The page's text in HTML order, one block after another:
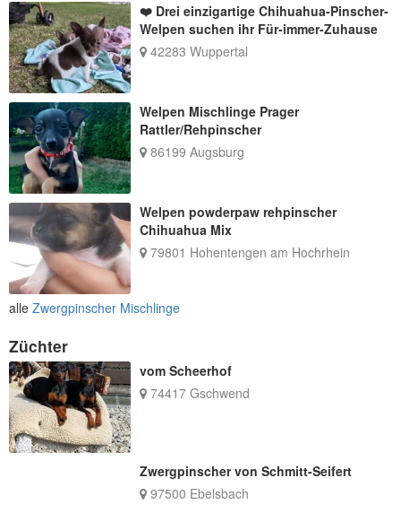
❤️ Drei einzigartige Chihuahua-Pinscher-
Welpen suchen ihr Für-immer-Zuhause
42283 Wuppertal
Welpen Mischlinge Prager
Rattler/Rehpinscher
86199 Augsburg
Welpen powderpaw rehpinscher
Chihuahua Mix
79801 Hohentengen am Hochrhein
alle Zwergpinscher Mischlinge
Züchter
vom Scheerhof
74417 Gschwend
Zwergpinscher von Schmitt-Seifert
97500 Ebelsbach